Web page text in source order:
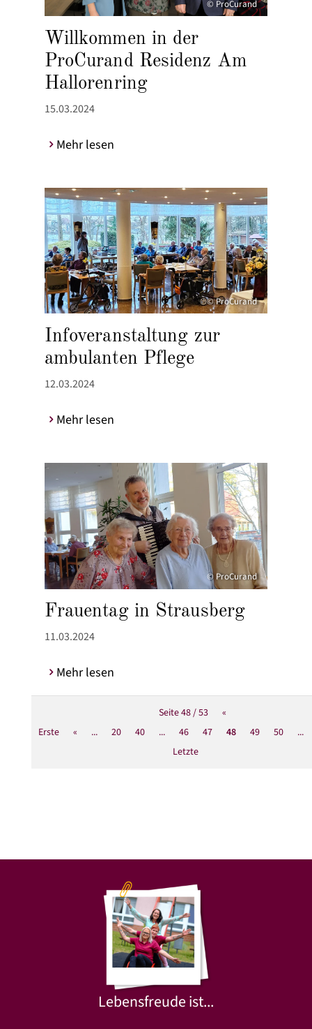
© ProCurand
Willkommen in der
ProCurand Residenz Am
Hallorenring
15.03.2024
Mehr lesen
© ProCurand
Infoveranstaltung zur
ambulanten Pflege
12.03.2024
Mehr lesen
© ProCurand
Frauentag in Strausberg
11.03.2024
Mehr lesen
Seite 48 / 53
«
Erste
« ... 20 40 ... 46 47 48 49 50
...
Letzte
Lebensfreude ist...